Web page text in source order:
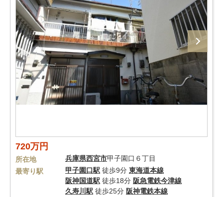
720万円
所在地 兵庫県西宮市甲子園口６丁目
最寄り駅
甲子園口駅 徒歩9分 東海道本線
阪神国道駅 徒歩18分 阪急電鉄今津線
久寿川駅 徒歩25分 阪神電鉄本線